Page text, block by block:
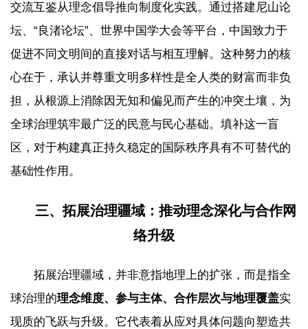
交流互鉴从理念倡导推向制度化实践。通过搭建尼山论
坛、“良渚论坛”、世界中国学大会等平台，中国致力于
促进不同文明间的直接对话与相互理解。这种努力的核
心在于，承认并尊重文明多样性是全人类的财富而非负
担，从根源上消除因无知和偏见而产生的冲突土壤，为
全球治理筑牢最广泛的民意与民心基础。填补这一盲
区，对于构建真正持久稳定的国际秩序具有不可替代的
基础性作用。
三、拓展治理疆域：推动理念深化与合作网
络升级
拓展治理疆域，并非意指地理上的扩张，而是指全
球治理的理念维度、参与主体、合作层次与地理覆盖实
现质的飞跃与升级。它代表着从应对具体问题向塑造共